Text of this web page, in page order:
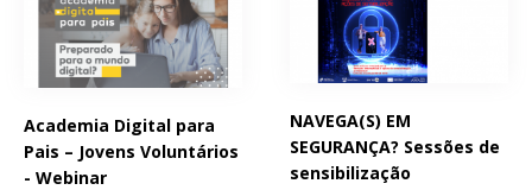
Academia Digital para
Pais – Jovens Voluntários
- Webinar
NAVEGA(S) EM
SEGURANÇA? Sessões de
sensibilização